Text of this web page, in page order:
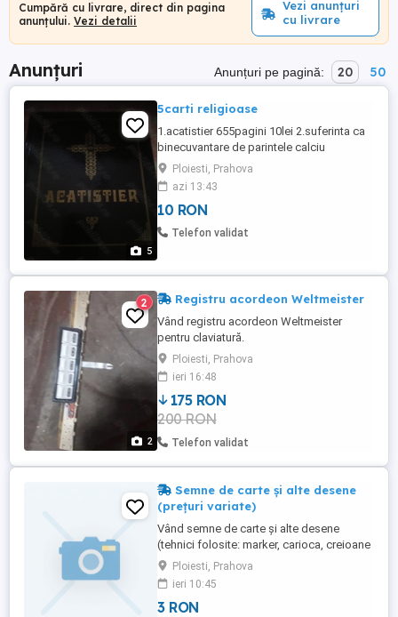
Cumpără cu livrare, direct din pagina
anunțului. Vezi detalii
Vezi anunțuri
cu livrare
Anunțuri Anunțuri pe pagină: 20 50
5
5carti religioase
1.acatistier 655pagini 10lei 2.suferinta ca
binecuvantare de parintele calciu
dumitreasa 5lei 3. viata,acatistul,paraclisul
si noi minuni ale sfantului grigore
decapolitul 110pagini 5lei 4. din
invataturile parintelui arsenie boca
152pagini 5 lei 5.spovedania unui pacatos
Ploiesti, Prahova
azi 13:43
10 RON
Telefon validat
2
2 Registru acordeon Weltmeister
Vând registru acordeon Weltmeister
pentru claviatură.
Ploiesti, Prahova
ieri 16:48
175 RON
200 RON
Telefon validat
Semne de carte și alte desene
(prețuri variate)
Vând semne de carte și alte desene
(tehnici folosite: marker, carioca, creioane
colorate, acuarelă). Prețul variază în
funcție de complexitate
Ploiesti, Prahova
ieri 10:45
3 RON